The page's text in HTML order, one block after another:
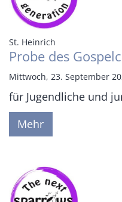
St. Heinrich
Probe des
Mittwoch, 23. September
für Jugendliche und
Mehr